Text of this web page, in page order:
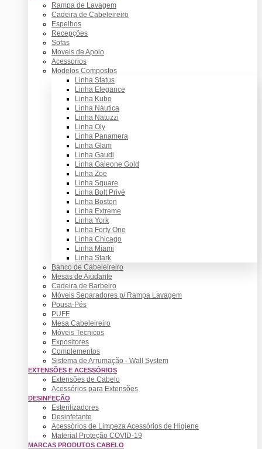
Rampa de Lavagem
Cadeira de Cabeleireiro
Espelhos
Recepções
Sofas
Moveis de Apoio
Acessorios
Modelos Compostos
Linha Status
Linha Elegance
Linha Kubo
Linha Náutica
Linha Natuzzi
Linha Oly
Linha Panamera
Linha Glam
Linha Gaudi
Linha Galeone Gold
Linha Zoe
Linha Square
Linha Bolt Privé
Linha Boston
Linha Extreme
Linha York
Linha Forty One
Linha Chicago
Linha Miami
Linha Stark
Banco de Cabeleireiro
Mesas de Ajudante
Cadeira de Barbeiro
Móveis Separadores p/ Rampa Lavagem
Pousa-Pés
PUFF
Mesa Cabeleireiro
Móveis Tecnicos
Expositores
Complementos
Sistema de Arrumação - Wall System
EXTENSÕES E ACESSÓRIOS
Extensões de Cabelo
Acessórios para Extensões
DESINFEÇÃO
Esterilizadores
Desinfetante
Acessórios de Limpeza Acessórios de Higiene
Material Proteção COVID-19
MARCAS PRODUTOS CABELO